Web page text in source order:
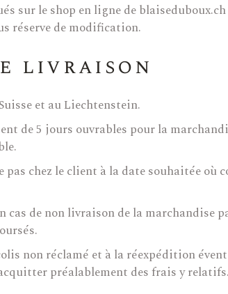
sur le shop en ligne de
réserve de modification.
livraison
et au Liechtenstein.
de 5 jours ouvrables pour la
pas chez le client à la date souhaitée
cas de non livraison de la
non réclamé et à la réexpédition
préalablement des frais y relatifs.